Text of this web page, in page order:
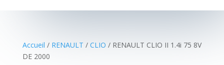
Accueil / RENAULT / CLIO / RENAULT CLIO II 1.4i 75 8V
DE 2000